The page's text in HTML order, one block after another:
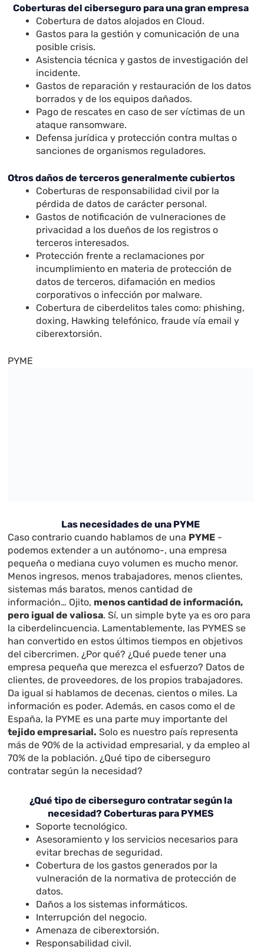
Coberturas del ciberseguro para una gran empresa
Cobertura de datos alojados en Cloud.
Gastos para la gestión y comunicación de una
posible crisis.
Asistencia técnica y gastos de investigación del
incidente.
Gastos de reparación y restauración de los datos
borrados y de los equipos dañados.
Pago de rescates en caso de ser víctimas de un
ataque ransomware.
Defensa jurídica y protección contra multas o
sanciones de organismos reguladores.
Otros daños de terceros generalmente cubiertos
Coberturas de responsabilidad civil por la
pérdida de datos de carácter personal.
Gastos de notificación de vulneraciones de
privacidad a los dueños de los registros o
terceros interesados.
Protección frente a reclamaciones por
incumplimiento en materia de protección de
datos de terceros, difamación en medios
corporativos o infección por malware.
Cobertura de ciberdelitos tales como: phishing,
doxing, Hawking telefónico, fraude vía email y
ciberextorsión.
PYME
Las necesidades de una PYME
Caso contrario cuando hablamos de una PYME -
podemos extender a un autónomo-, una empresa
pequeña o mediana cuyo volumen es mucho menor.
Menos ingresos, menos trabajadores, menos clientes,
sistemas más baratos, menos cantidad de
información… Ojito, menos cantidad de información,
pero igual de valiosa. Sí, un simple byte ya es oro para
la ciberdelincuencia. Lamentablemente, las PYMES se
han convertido en estos últimos tiempos en objetivos
del cibercrimen. ¿Por qué? ¿Qué puede tener una
empresa pequeña que merezca el esfuerzo? Datos de
clientes, de proveedores, de los propios trabajadores.
Da igual si hablamos de decenas, cientos o miles. La
información es poder. Además, en casos como el de
España, la PYME es una parte muy importante del
tejido empresarial. Solo es nuestro país representa
más de 90% de la actividad empresarial, y da empleo al
70% de la población. ¿Qué tipo de ciberseguro
contratar según la necesidad?
¿Qué tipo de ciberseguro contratar según la
necesidad? Coberturas para PYMES
Soporte tecnológico.
Asesoramiento y los servicios necesarios para
evitar brechas de seguridad.
Cobertura de los gastos generados por la
vulneración de la normativa de protección de
datos.
Daños a los sistemas informáticos.
Interrupción del negocio.
Amenaza de ciberextorsión.
Responsabilidad civil.